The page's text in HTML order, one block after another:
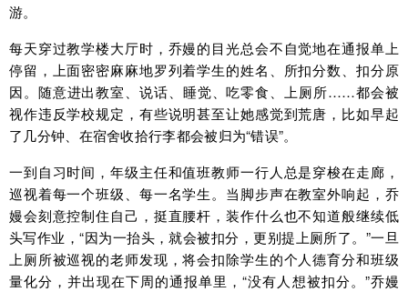
游。
每天穿过教学楼大厅时，乔嫚的目光总会不自觉地在通报单上
停留，上面密密麻麻地罗列着学生的姓名、所扣分数、扣分原
因。随意进出教室、说话、睡觉、吃零食、上厕所……都会被
视作违反学校规定，有些说明甚至让她感觉到荒唐，比如早起
了几分钟、在宿舍收拾行李都会被归为“错误”。
一到自习时间，年级主任和值班教师一行人总是穿梭在走廊，
巡视着每一个班级、每一名学生。当脚步声在教室外响起，乔
嫚会刻意控制住自己，挺直腰杆，装作什么也不知道般继续低
头写作业，“因为一抬头，就会被扣分，更别提上厕所了。”一旦
上厕所被巡视的老师发现，将会扣除学生的个人德育分和班级
量化分，并出现在下周的通报单里，“没有人想被扣分。”乔嫚